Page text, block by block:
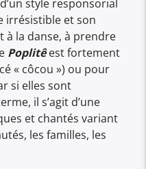
style responsorial
irrésistible et son
à la danse, à prendre
Poplitêest fortement
« côcou ») ou pour
si elles sont
il s’agit d’une
et chantés variant
les familles, les